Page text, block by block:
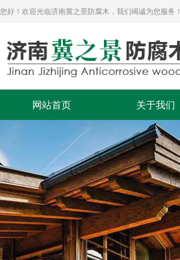
您好！欢迎光临济南冀之景防腐木，我们竭诚为您服务！
网站首页 关于我们